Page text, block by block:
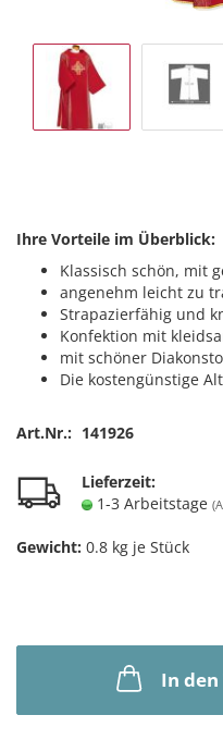
Ihre Vorteile im Überblick:
Klassisch schön, mit
angenehm leicht zu
Strapazierfähig und
Konfektion mit
mit schöner
Die kostengünstige
Art.Nr.: 141926
Lieferzeit:
1-3 Arbeitstage
Gewicht: 0.8 kg je Stück
In